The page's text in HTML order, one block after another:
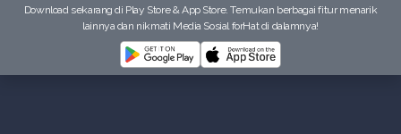
Download sekarang di Play Store & App Store. Temukan berbagai fitur menarik
lainnya dan nikmati Media Sosial forHat di dalamnya!